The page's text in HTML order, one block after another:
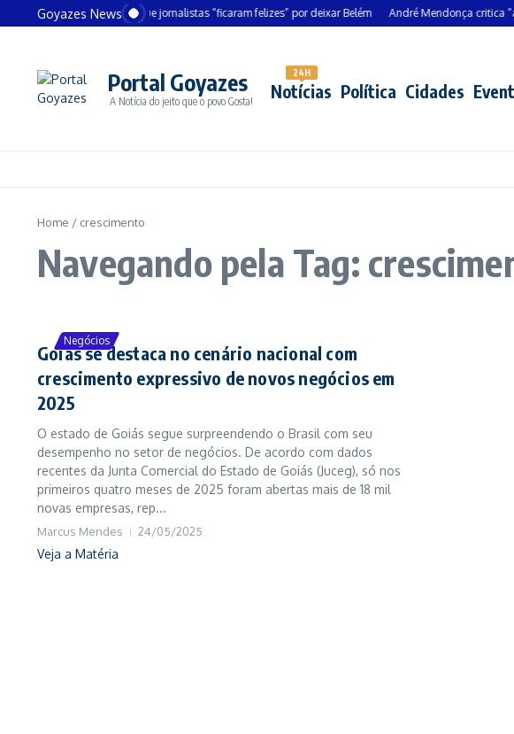
Ir para o conteúdo
Goyazes News
Chanceler alemão diz que jornalistas “ficaram felizes” por deixar Belém André Mendonça critica
Portal Goyazes
A Notícia do jeito que o povo Gosta! Notícias
24H
Política Cidades
Home / crescimento
Navegando pela Tag:
Negócios
Goiás se destaca no cenário nacional com
crescimento expressivo de novos negócios em
2025
O estado de Goiás segue surpreendendo o Brasil com seu
desempenho no setor de negócios. De acordo com dados
recentes da Junta Comercial do Estado de Goiás (Juceg), só nos
primeiros quatro meses de 2025 foram abertas mais de 18 mil
novas empresas, rep...
Marcus Mendes 24/05/2025
Veja a Matéria